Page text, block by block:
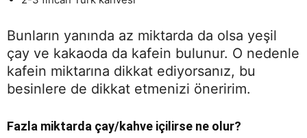
Bunların yanında az miktarda da olsa yeşil
çay ve kakaoda da kafein bulunur. O nedenle
kafein miktarına dikkat ediyorsanız, bu
besinlere de dikkat etmenizi öneririm.
Fazla miktarda çay/kahve içilirse ne olur?